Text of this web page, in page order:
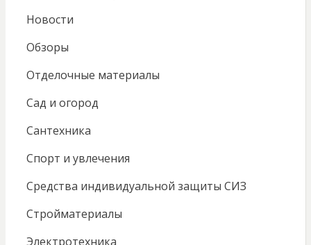
Новости
Обзоры
Отделочные материалы
Сад и огород
Сантехника
Спорт и увлечения
Средства индивидуальной защиты СИЗ
Стройматериалы
Электротехника